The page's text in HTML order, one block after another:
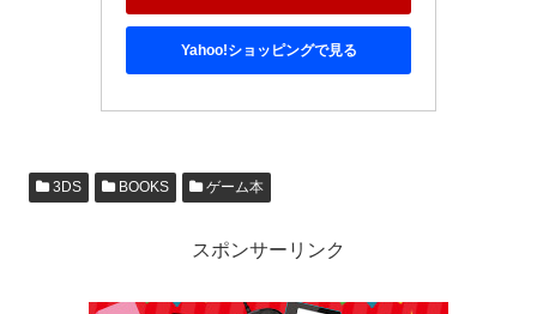
Yahoo!ショッピングで見る
3DS BOOKS ゲーム本
スポンサーリンク